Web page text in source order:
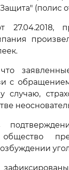
(полис
27.04.2018,
что
с
случаю,
общество